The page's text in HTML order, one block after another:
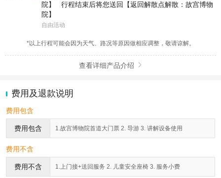
院】
行程结束后将您送回【返回解散点解散：故宫博物
院】
自由活动
*以上行程可能会因为天气、路况等原因做相应调整，敬请谅解。
查看详细产品介绍 
费用及退款说明
费用包含
费用包含 1.故宫博物院首道大门票 2. 导游 3. 讲解设备使用
费用不含
费用不含 1.上门接+送回服务 2. 儿童安全座椅 3. 服务小费